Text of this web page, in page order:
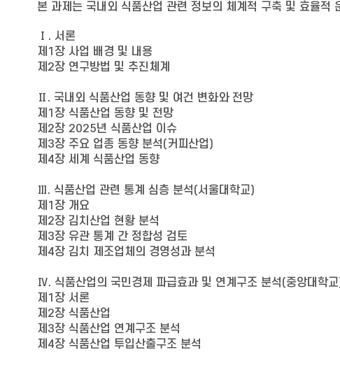
본 과제는 국내외 식품산업 관련 정보의 체계적 구축 및 효율적
Ⅰ. 서론
제1장 사업 배경 및 내용
제2장 연구방법 및 추진체계
Ⅱ. 국내외 식품산업 동향 및 여건 변화와 전망
제1장 식품산업 동향 및 전망
제2장 2025년 식품산업 이슈
제3장 주요 업종 동향 분석(커피산업)
제4장 세계 식품산업 동향
Ⅲ. 식품산업 관련 통계 심층 분석(서울대학교)
제1장 개요
제2장 김치산업 현황 분석
제3장 유관 통계 간 정합성 검토
제4장 김치 제조업체의 경영성과 분석
Ⅳ. 식품산업의 국민경제 파급효과 및 연계구조 분석(중앙대학
제1장 서론
제2장 식품산업
제3장 식품산업 연계구조 분석
제4장 식품산업 투입산출구조 분석